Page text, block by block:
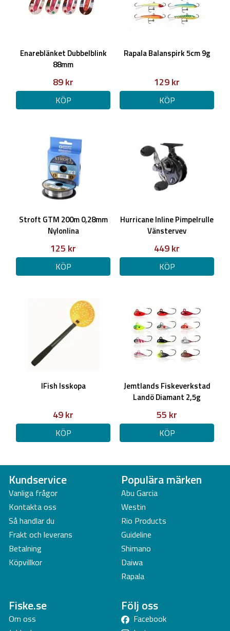
Enareblänket Dubbelblink
88mm
89 kr
KÖP
Rapala Balanspirk 5cm 9g
129 kr
KÖP
Stroft GTM 200m 0,28mm
Nylonlina
125 kr
KÖP
Hurricane Inline Pimpelrulle
Vänstervev
449 kr
KÖP
IFish Isskopa
49 kr
KÖP
Jemtlands Fiskeverkstad
Landö Diamant 2,5g
55 kr
KÖP
Kundservice
Vanliga frågor
Kontakta oss
Så handlar du
Frakt och leverans
Betalning
Köpvillkor
Populära märken
Abu Garcia
Westin
Rio Products
Guideline
Shimano
Daiwa
Rapala
Fiske.se
Om oss
Följ oss
Facebook